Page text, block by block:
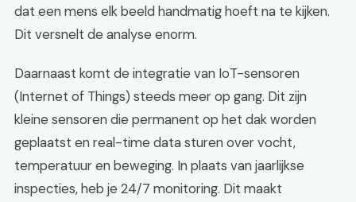
dat een mens elk beeld handmatig hoeft na te kijken.
Dit versnelt de analyse enorm.
Daarnaast komt de integratie van IoT-sensoren
(Internet of Things) steeds meer op gang. Dit zijn
kleine sensoren die permanent op het dak worden
geplaatst en real-time data sturen over vocht,
temperatuur en beweging. In plaats van jaarlijkse
inspecties, heb je 24/7 monitoring. Dit maakt